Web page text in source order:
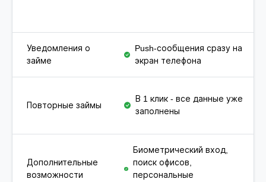
Уведомления о
займе
Push-сообщения сразу на
экран телефона
Повторные займы
В 1 клик - все данные уже
заполнены
Дополнительные
возможности
Биометрический вход,
поиск офисов,
персональные